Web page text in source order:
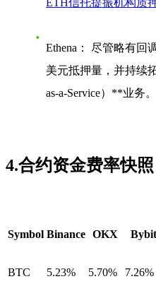
Ethena： 尽管略有回
美元抵押量 ，并持续
as-a-Service）**业务。
4.合约资金费率快
Symbol Binance OKX Bybit
BTC 5.23% 5.70% 7.26%